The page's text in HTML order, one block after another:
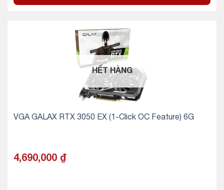
HẾT HÀNG
VGA GALAX RTX 3050 EX (1-Click OC Feature) 6G
4,690,000 ₫